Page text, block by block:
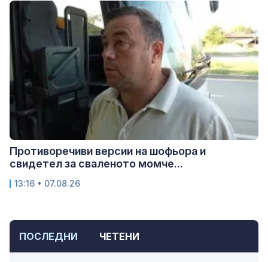
ПОСЛЕДНИ ЧЕТЕНИ
Противоречиви версии на шофьора и
свидетел за сваленото момче...
13:16 • 07.08.26